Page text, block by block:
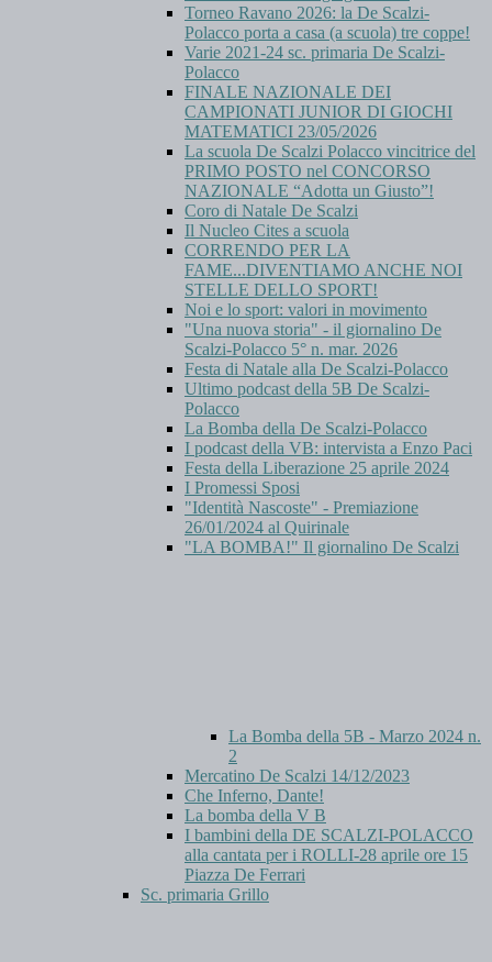
Torneo Ravano 2026: la De Scalzi-
Polacco porta a casa (a scuola) tre coppe!
Varie 2021-24 sc. primaria De Scalzi-
Polacco
FINALE NAZIONALE DEI
CAMPIONATI JUNIOR DI GIOCHI
MATEMATICI 23/05/2026
La scuola De Scalzi Polacco vincitrice del
PRIMO POSTO nel CONCORSO
NAZIONALE “Adotta un Giusto”!
Coro di Natale De Scalzi
Il Nucleo Cites a scuola
CORRENDO PER LA
FAME...DIVENTIAMO ANCHE NOI
STELLE DELLO SPORT!
Noi e lo sport: valori in movimento
"Una nuova storia" - il giornalino De
Scalzi-Polacco 5° n. mar. 2026
Festa di Natale alla De Scalzi-Polacco
Ultimo podcast della 5B De Scalzi-
Polacco
La Bomba della De Scalzi-Polacco
I podcast della VB: intervista a Enzo Paci
Festa della Liberazione 25 aprile 2024
I Promessi Sposi
"Identità Nascoste" - Premiazione
26/01/2024 al Quirinale
"LA BOMBA!" Il giornalino De Scalzi
La Bomba della 5B - Marzo 2024 n.
2
Mercatino De Scalzi 14/12/2023
Che Inferno, Dante!
La bomba della V B
I bambini della DE SCALZI-POLACCO
alla cantata per i ROLLI-28 aprile ore 15
Piazza De Ferrari
Sc. primaria Grillo